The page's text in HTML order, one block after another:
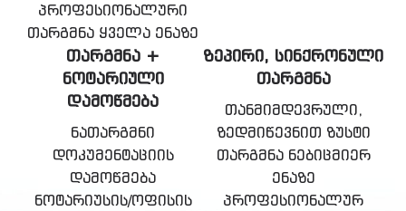
პროფესიონალური
თარგმნა ყველა ენაზე
ᲗᲐᲠᲒᲛᲜᲐ +
ᲜᲝᲢᲐᲠᲘᲣᲚᲘ
ᲓᲐᲛᲝᲬᲛᲔᲑᲐ
ნათარგმნი
დოკუმენტაციის
დამოწმება
ნოტარიუსის/ოფისის
ᲖᲔᲞᲘᲠᲘ, ᲡᲘᲜᲥᲠᲝᲜᲣᲚᲘ
ᲗᲐᲠᲒᲛᲜᲐ
თანმიმდევრული,
ზედმიწევნით ზუსტი
თარგმნა ნებიცმიერ
ენაზე
პროფესიონალურ